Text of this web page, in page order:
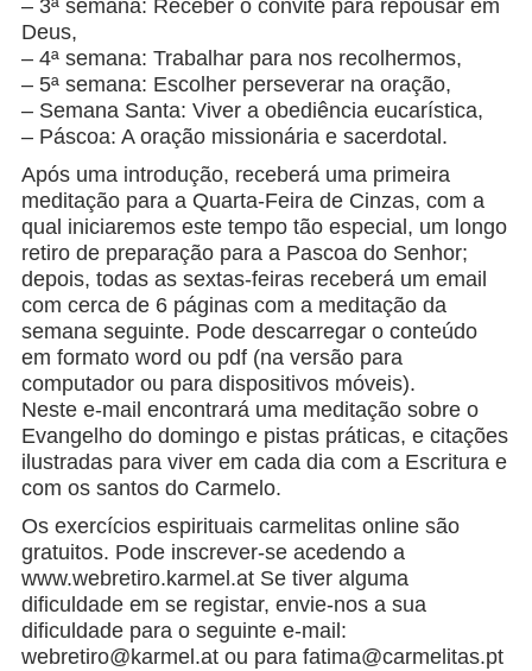
– 3ª semana: Receber o convite para repousar em
Deus,
– 4ª semana: Trabalhar para nos recolhermos,
– 5ª semana: Escolher perseverar na oração,
– Semana Santa: Viver a obediência eucarística,
– Páscoa: A oração missionária e sacerdotal.
Após uma introdução, receberá uma primeira
meditação para a Quarta-Feira de Cinzas, com a
qual iniciaremos este tempo tão especial, um longo
retiro de preparação para a Pascoa do Senhor;
depois, todas as sextas-feiras receberá um email
com cerca de 6 páginas com a meditação da
semana seguinte. Pode descarregar o conteúdo
em formato word ou pdf (na versão para
computador ou para dispositivos móveis).
Neste e-mail encontrará uma meditação sobre o
Evangelho do domingo e pistas práticas, e citações
ilustradas para viver em cada dia com a Escritura e
com os santos do Carmelo.
Os exercícios espirituais carmelitas online são
gratuitos. Pode inscrever-se acedendo a
www.webretiro.karmel.at Se tiver alguma
dificuldade em se registar, envie-nos a sua
dificuldade para o seguinte e-mail:
webretiro@karmel.atou para fatima@carmelitas.pt